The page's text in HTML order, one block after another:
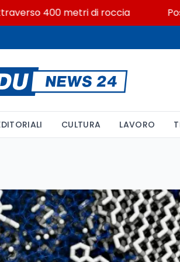
400 metri di roccia
CULTURA LAVORO